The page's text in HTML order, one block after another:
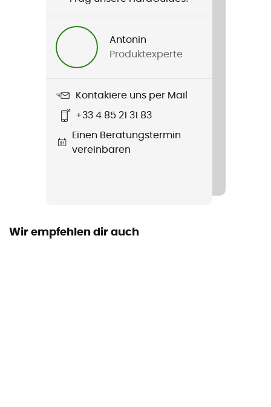
Thermal Weight Zip Neck
Technologien
Polartec Power Dry / Polartec Power Grid / Polygiene® /
Insulated
Antonin
Produktexperte
Kontakiere uns per Mail
+33 4 85 21 31 83
Einen Beratungstermin
vereinbaren
Wir empfehlen dir auch